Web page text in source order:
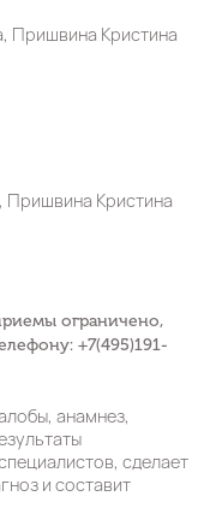
Пришвина Кристина
Пришвина Кристина
ограничено,
+7(495)191-
анамнез,
сделает
и составит